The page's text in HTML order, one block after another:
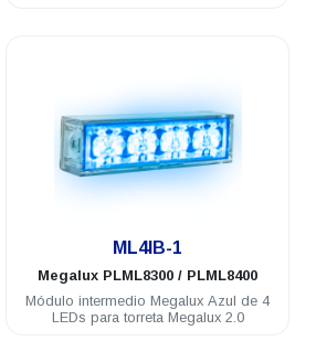
ML4IB-1
Megalux PLML8300 / PLML8400
Módulo intermedio Megalux Azul de 4
LEDs para torreta Megalux 2.0